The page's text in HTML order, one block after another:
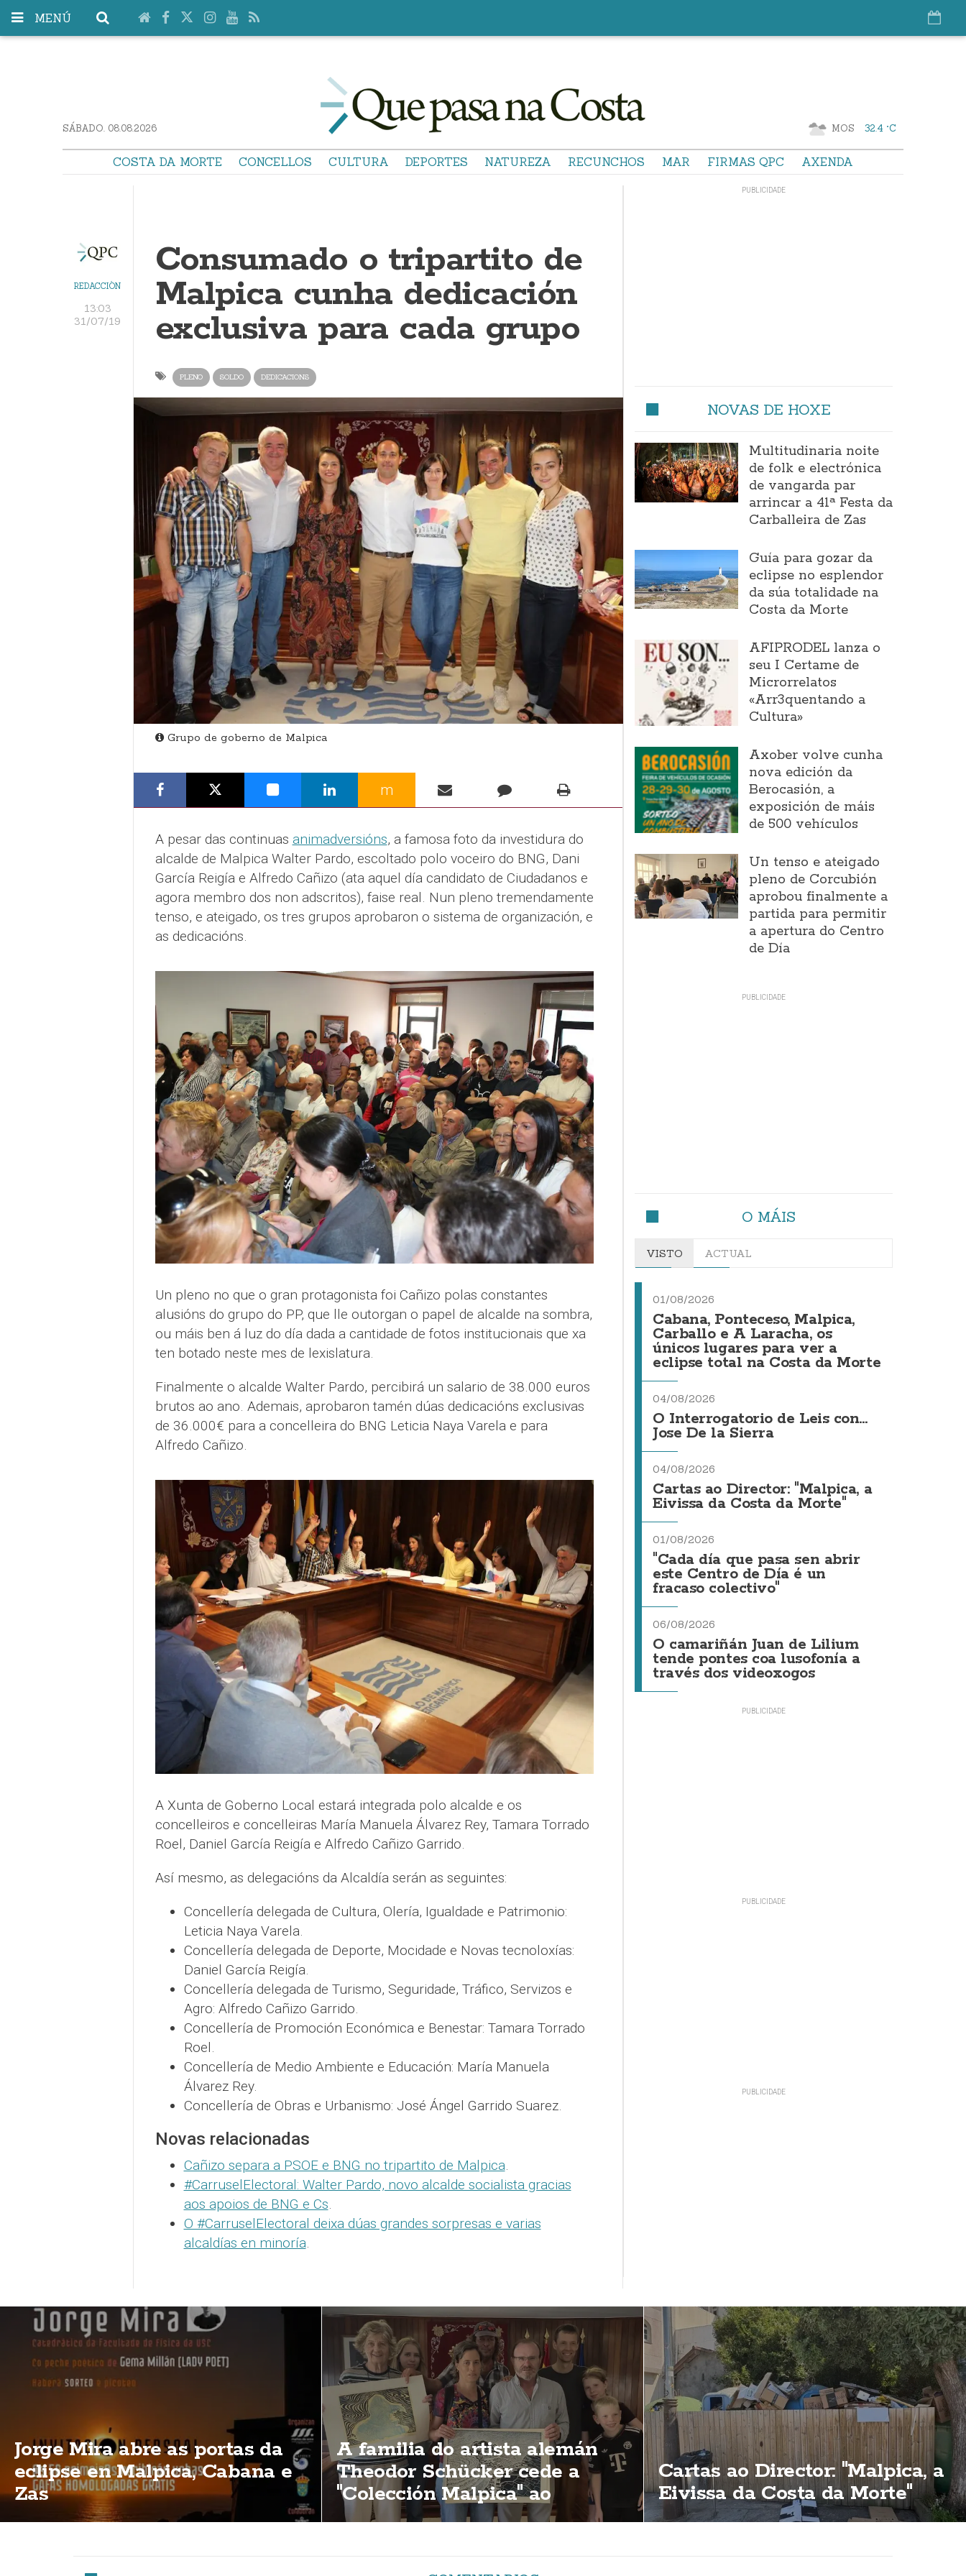
MENÚ
SÁBADO. 08.08.2026 MOS 32.4 °C
COSTA DA MORTE CONCELLOS CULTURA DEPORTES NATUREZA RECUNCHOS MAR FIRMAS QPC AXENDA
REDACCIÓN
13:03
31/07/19
Consumado o tripartito de
Malpica cunha dedicación
exclusiva para cada grupo
PLENO SOLDO DEDICACIONS
Grupo de goberno de Malpica
m
A pesar das continuas animadversións, a famosa foto da investidura do
alcalde de Malpica Walter Pardo, escoltado polo voceiro do BNG, Dani
García Reigía e Alfredo Cañizo (ata aquel día candidato de Ciudadanos e
agora membro dos non adscritos), faise real. Nun pleno tremendamente
tenso, e ateigado, os tres grupos aprobaron o sistema de organización, e
as dedicacións.
Un pleno no que o gran protagonista foi Cañizo polas constantes
alusións do grupo do PP, que lle outorgan o papel de alcalde na sombra,
ou máis ben á luz do día dada a cantidade de fotos institucionais que xa
ten botado neste mes de lexislatura.
Finalmente o alcalde Walter Pardo, percibirá un salario de 38.000 euros
brutos ao ano. Ademais, aprobaron tamén dúas dedicacións exclusivas
de 36.000€ para a concelleira do BNG Leticia Naya Varela e para
Alfredo Cañizo.
A Xunta de Goberno Local estará integrada polo alcalde e os
concelleiros e concelleiras María Manuela Álvarez Rey, Tamara Torrado
Roel, Daniel García Reigía e Alfredo Cañizo Garrido.
Así mesmo, as delegacións da Alcaldía serán as seguintes:
Concellería delegada de Cultura, Olería, Igualdade e Patrimonio:
Leticia Naya Varela.
Concellería delegada de Deporte, Mocidade e Novas tecnoloxías:
Daniel García Reigía.
Concellería delegada de Turismo, Seguridade, Tráfico, Servizos e
Agro: Alfredo Cañizo Garrido.
Concellería de Promoción Económica e Benestar: Tamara Torrado
Roel.
Concellería de Medio Ambiente e Educación: María Manuela
Álvarez Rey.
Concellería de Obras e Urbanismo: José Ángel Garrido Suarez.
Novas relacionadas
Cañizo separa a PSOE e BNG no tripartito de Malpica.
#CarruselElectoral: Walter Pardo, novo alcalde socialista gracias
aos apoios de BNG e Cs.
O #CarruselElectoral deixa dúas grandes sorpresas e varias
alcaldías en minoría.
NOVAS DE HOXE
Multitudinaria noite
de folk e electrónica
de vangarda par
arrincar a 41ª Festa da
Carballeira de Zas
Guía para gozar da
eclipse no esplendor
da súa totalidade na
Costa da Morte
AFIPRODEL lanza o
seu I Certame de
Microrrelatos
«Arr3quentando a
Cultura»
Axober volve cunha
nova edición da
Berocasión, a
exposición de máis
de 500 vehículos
Un tenso e ateigado
pleno de Corcubión
aprobou finalmente a
partida para permitir
a apertura do Centro
de Día
O MÁIS
VISTO ACTUAL
01/08/2026
Cabana, Ponteceso, Malpica,
Carballo e A Laracha, os
únicos lugares para ver a
eclipse total na Costa da Morte
04/08/2026
O Interrogatorio de Leis con...
Jose De la Sierra
04/08/2026
Cartas ao Director: "Malpica, a
Eivissa da Costa da Morte"
01/08/2026
"Cada día que pasa sen abrir
este Centro de Día é un
fracaso colectivo"
06/08/2026
O camariñán Juan de Lilium
tende pontes coa lusofonía a
través dos videoxogos
Jorge Mira abre as portas da
eclipse en Malpica, Cabana e
Zas
A familia do artista alemán
Theodor Schücker cede a
"Colección Malpica" ao
concello malpicán
Cartas ao Director: "Malpica, a
Eivissa da Costa da Morte"